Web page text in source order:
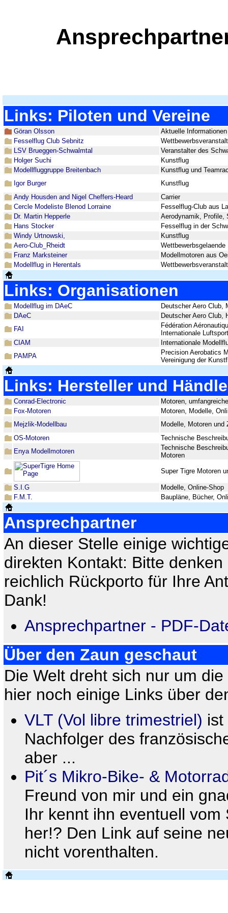
Links: Piloten und Vereine
Göran Olsson
Aktuelle
Fesselflug Club Sebnitz
LSV Brueggen-Schwalmtal
Veranstalter des
Holger Suchi
Kunstflug
Modellfluggruppe Breitenbach
Kunstflug und
Igor Burger
Kunstflug
Andy Housden and Nigel Cheffers-Heard
Carrier
Cercle Modeliste Blenod Lorraine
Fesselflug-Club aus
Dr. Martin Hepperle
Aerodynamik, Profile,
Hans Stocker
Fesselflug in der
Windy Urtnowski,
Kunstflug
Aero-Club_Rheidt
Franz Marksteiner
Modellmotoren aus
Modellflug in Herentals
Links: Organisationen
Modellflug im DAeC
Deutscher Aero Club,
DAeC
Deutscher Aero Club,
FAI
Fédération
Internationale
CIAM
Internationale
PAMPA
Precision Aerobatics
Vereinigung der
Links: Hersteller und
Conrad-Electronic
Motoren,
Fox-Motoren
Motoren, Modelle,
Mejzlik-Modellbau
Modelle, Motoren und
OS-Motoren
Technische
Enya Modellmotoren
Technische
Motoren
Super Tigre Motoren
S.I.G
Modelle, Online-Shop
F.M.T.
Baupläne, Bücher,
Ansprechpartner
An dieser Stelle einige
direkten Kontakt: Bitte
reichlich Rückporto für Ihre
Dank!
Ansprechpartner - PDF-
Über den Zaun geschaut
Die Welt dreht sich nur um
hier noch einige Links über
VLT (Vol libre trimestriel)
Nachfolger des
aber ...
Pit´s Mikro-Bike- &
Freund von mir und ein
Ihr kennt ihn eventuell
her!? Den Link auf seine
nicht vorenthalten.